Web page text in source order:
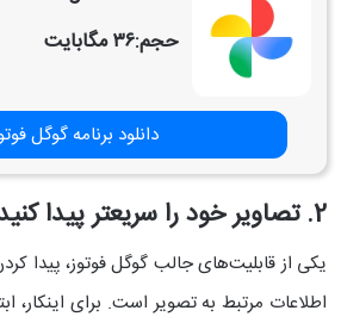
حجم:۳۶ مگابایت
دانلود برنامه گوگل
2. تصاویر خود را سریعتر پیدا کنید
یکی از قابلیت‌های جالب گوگل فوتوز، پیدا
اطلاعات مرتبط به تصویر است. برای اینکار،